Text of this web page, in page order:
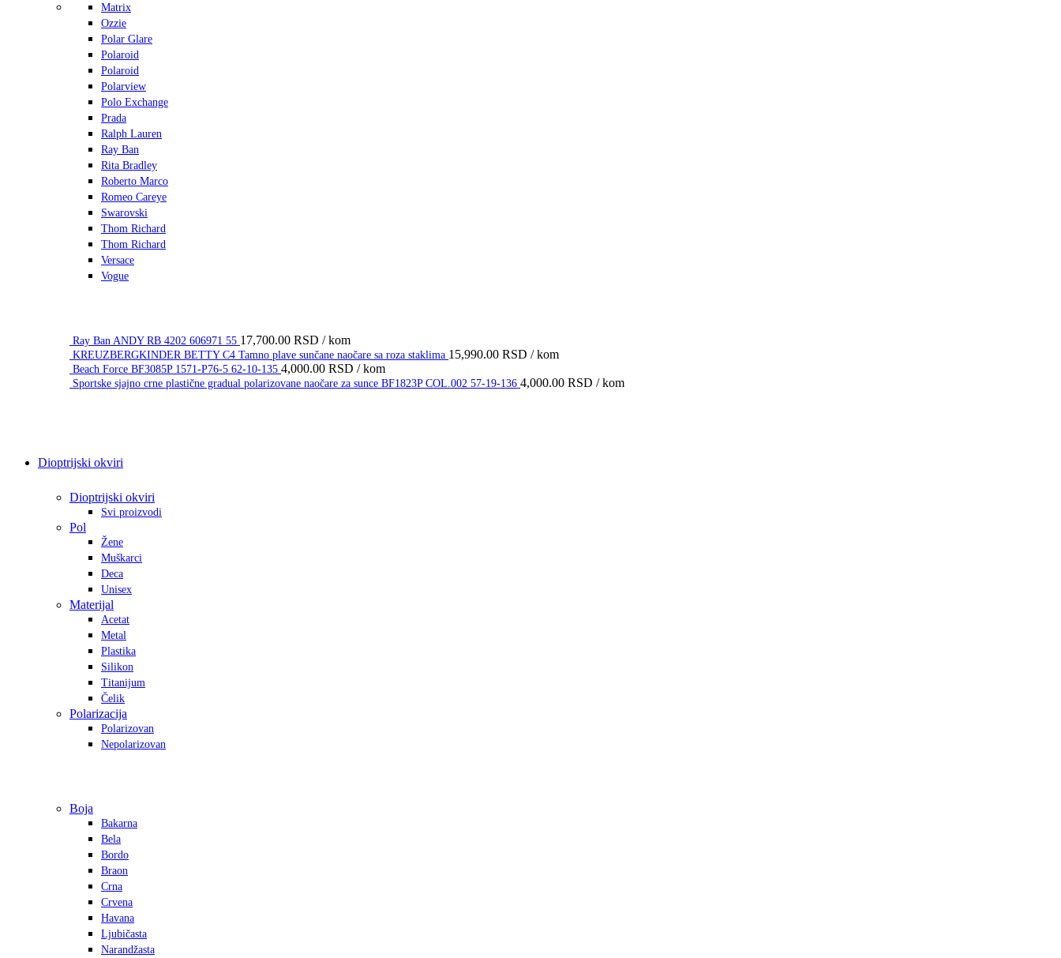
Matrix
Ozzie
Polar Glare
Polaroid
Polaroid
Polarview
Polo Exchange
Prada
Ralph Lauren
Ray Ban
Rita Bradley
Roberto Marco
Romeo Careye
Swarovski
Thom Richard
Thom Richard
Versace
Vogue
Ray Ban ANDY RB 4202 606971 55 17,700.00 RSD / kom
KREUZBERGKINDER BETTY C4 Tamno plave sunčane naočare sa roza staklima 15,990.00 RSD / kom
Beach Force BF3085P 1571-P76-5 62-10-135 4,000.00 RSD / kom
Sportske sjajno crne plastične gradual polarizovane naočare za sunce BF1823P COL.002 57-19-136 4,000.00 RSD / kom
Dioptrijski okviri
Dioptrijski okviri
Svi proizvodi
Pol
Žene
Muškarci
Deca
Unisex
Materijal
Acetat
Metal
Plastika
Silikon
Titanijum
Čelik
Polarizacija
Polarizovan
Nepolarizovan
Boja
Bakarna
Bela
Bordo
Braon
Crna
Crvena
Havana
Ljubičasta
Narandžasta